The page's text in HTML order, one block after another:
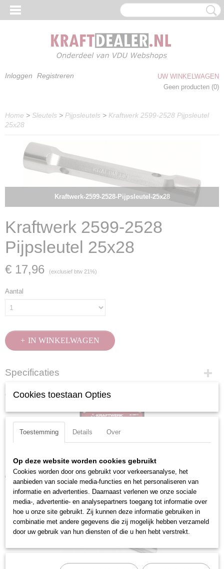
Inloggen Registreren
UW WINKELWAGEN
Geen producten (0)
Home > Sleutels > Pijpsleutels > Kraftwerk 2599-2528 Pijpsleutel
25x28
Kraftwerk-2599-2528-Pijpsleutel-25x28
Kraftwerk 2599-2528
Pijpsleutel 25x28
€ 17,96 (exclusief btw 21%)
Aantal
IN WINKELWAGEN
Specificaties
Productcode
EAN code
7612206055673
Productcode leverancier
Ook interessant
Kraftwerk 2589-01 Pijpsleutelset 9-delig
€ 38,11
Cookies toestaan Opties
Toestemming Details Over
Op deze website worden cookies gebruikt
Cookies worden door ons gebruikt voor verkeersanalyse, het
aanbieden van sociale media-functies en het personaliseren van
informatie en advertenties. Daarnaast verlenen we onze sociale
media-, advertentie- en analysepartners toegang tot informatie over
hoe u onze site gebruikt. Zij kunnen deze informatie gebruiken in
combinatie met andere gegevens die zij mogelijk hebben verzameld
door uw gebruik van hun diensten of die u hen hebt verstrekt.